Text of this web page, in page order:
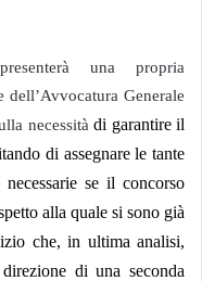
una propria
Generale
necessitàdi garantire il
di assegnare le tante
se il concorso
alla quale si sono già
che, in ultima analisi,
di una seconda